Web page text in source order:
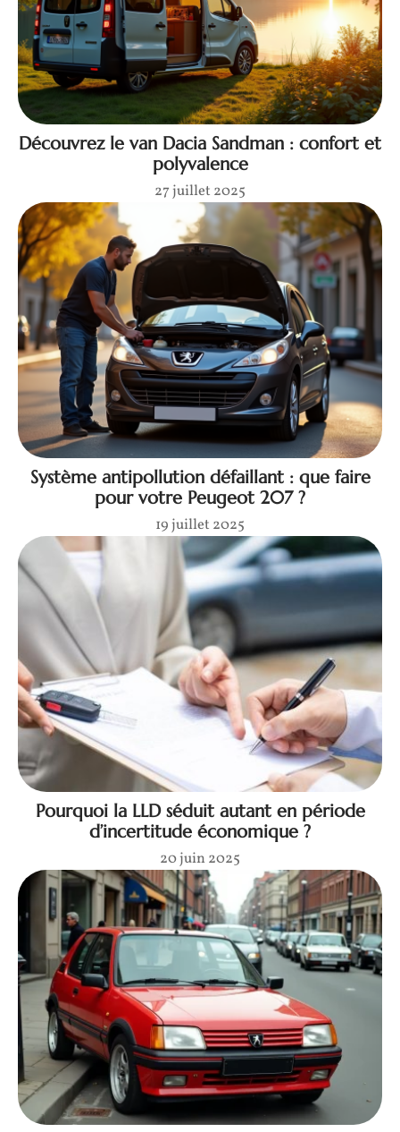
Découvrez le van Dacia Sandman : confort et
polyvalence
27 juillet 2025
Système antipollution défaillant : que faire
pour votre Peugeot 207 ?
19 juillet 2025
Pourquoi la LLD séduit autant en période
d’incertitude économique ?
20 juin 2025